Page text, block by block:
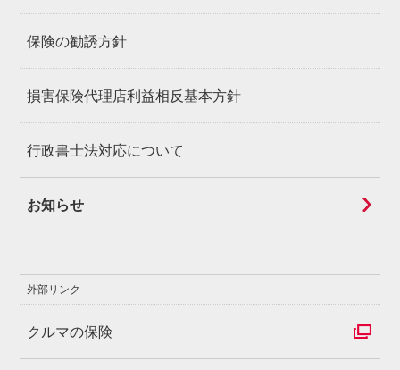
保険の勧誘方針
損害保険代理店利益相反基本方針
行政書士法対応について
お知らせ
外部リンク
クルマの保険